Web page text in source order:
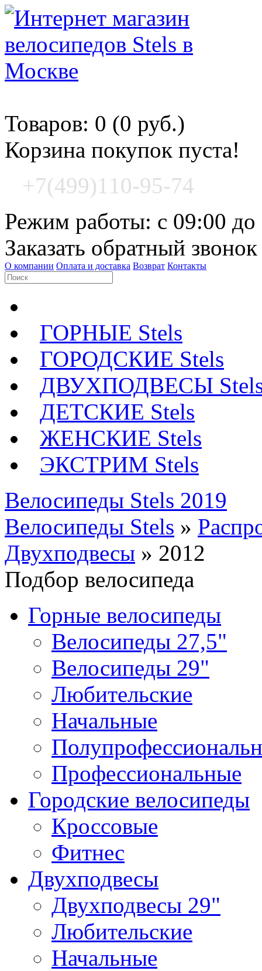
Товаров: 0 (0 руб.)
Корзина покупок пуста!
+7(499)110-95-74
Режим работы: с 09:00 до
Заказать обратный звонок
О компании Оплата и доставка Возврат Контакты
ГОРНЫЕ Stels
ГОРОДСКИЕ Stels
ДВУХПОДВЕСЫ
ДЕТСКИЕ Stels
ЖЕНСКИЕ Stels
ЭКСТРИМ Stels
Велосипеды Stels 2019
Велосипеды Stels »
Двухподвесы » 2012
Подбор велосипеда
Горные велосипеды
Велосипеды 27,5"
Велосипеды 29"
Любительские
Начальные
Профессиональные
Городские велосипеды
Кроссовые
Фитнес
Двухподвесы
Двухподвесы 29"
Любительские
Начальные